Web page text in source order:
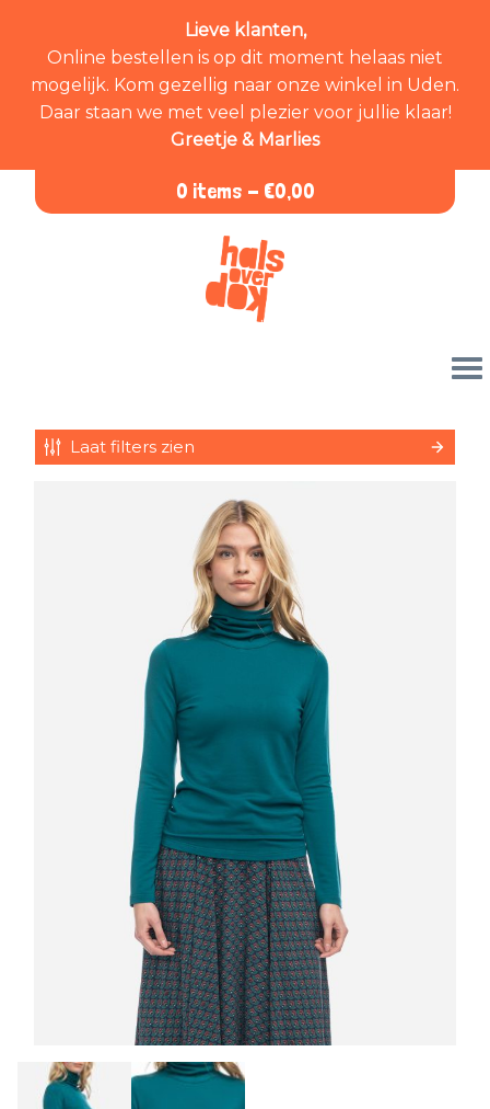
Lieve klanten,
Online bestellen is op dit moment helaas niet
mogelijk. Kom gezellig naar onze winkel in Uden.
Daar staan we met veel plezier voor jullie klaar!
Greetje & Marlies
0 items - €0,00
Laat filters zien